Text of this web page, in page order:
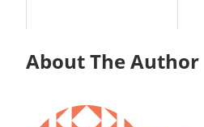
About The Author